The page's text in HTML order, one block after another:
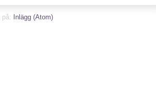
på: Inlägg (Atom)